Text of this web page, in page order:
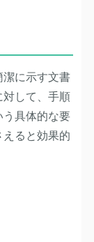
に示す文書
して、手順
具体的な要
ると効果的